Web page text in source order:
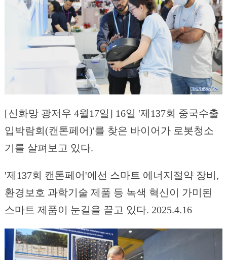
[신화망 광저우 4월17일] 16일 '제137회 중국수출
입박람회(캔톤페어)'를 찾은 바이어가 로봇청소
기를 살펴보고 있다.
'제137회 캔톤페어'에선 스마트 에너지절약 장비,
환경보호 과학기술 제품 등 녹색 혁신이 가미된
스마트 제품이 눈길을 끌고 있다. 2025.4.16